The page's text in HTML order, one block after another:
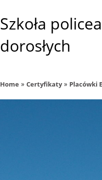
Szkoła
dorosłych
Home » Certyfikaty» Placówki